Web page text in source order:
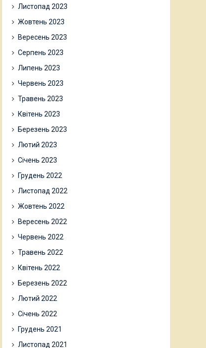
Листопад 2023
Жовтень 2023
Вересень 2023
Серпень 2023
Липень 2023
Червень 2023
Травень 2023
Квітень 2023
Березень 2023
Лютий 2023
Січень 2023
Грудень 2022
Листопад 2022
Жовтень 2022
Вересень 2022
Червень 2022
Травень 2022
Квітень 2022
Березень 2022
Лютий 2022
Січень 2022
Грудень 2021
Листопад 2021